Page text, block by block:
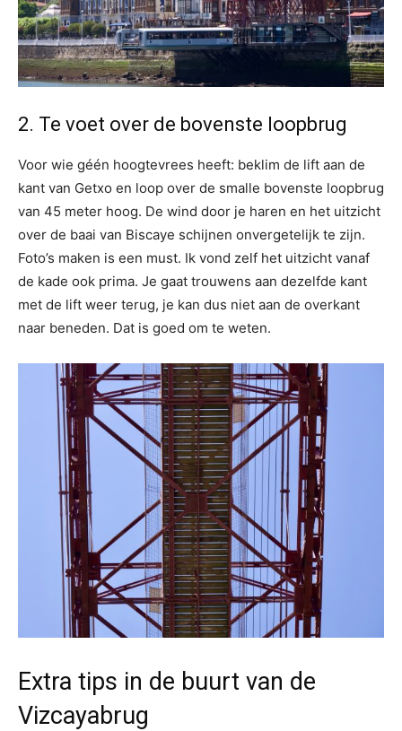
2. Te voet over de bovenste loopbrug
Voor wie géén hoogtevrees heeft: beklim de lift aan de
kant van Getxo en loop over de smalle bovenste loopbrug
van 45 meter hoog. De wind door je haren en het uitzicht
over de baai van Biscaye schijnen onvergetelijk te zijn.
Foto’s maken is een must. Ik vond zelf het uitzicht vanaf
de kade ook prima. Je gaat trouwens aan dezelfde kant
met de lift weer terug, je kan dus niet aan de overkant
naar beneden. Dat is goed om te weten.
Extra tips in de buurt van de
Vizcayabrug